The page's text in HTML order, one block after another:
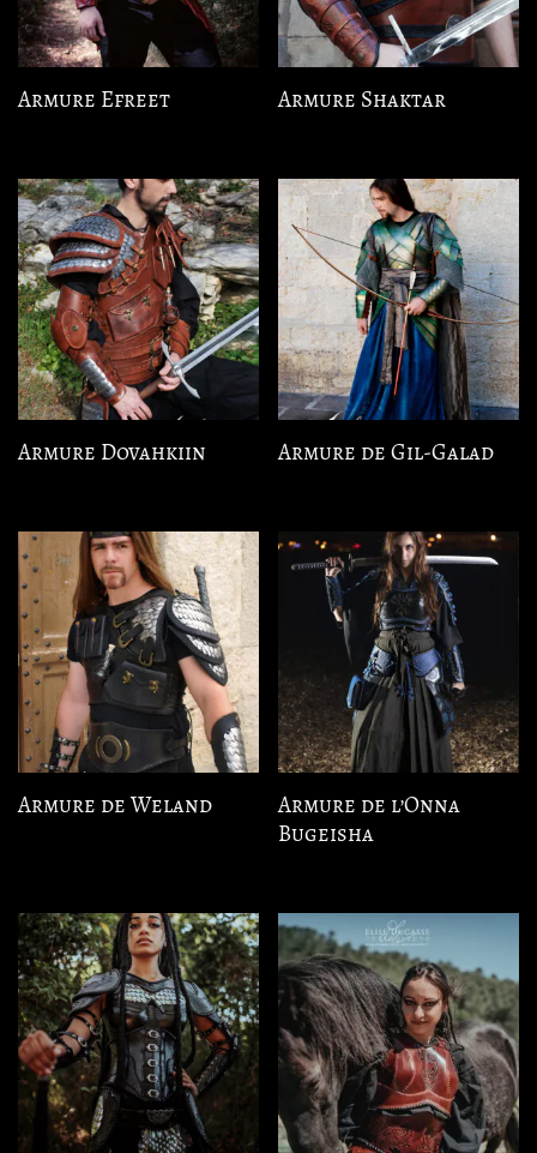
Armure Efreet Armure Shaktar
Armure Dovahkiin Armure de Gil-Galad
Armure de Weland
Armure de l’Onna
Bugeisha